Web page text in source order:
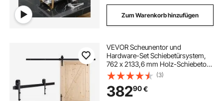
Zum Warenkorb hinzufügen
VEVOR Scheunentor und
Hardware-Set Schiebetürsystem,
762 x 2133,6 mm Holz-Schiebetor,
sanft und leise, Scheunentor-Set
mit 8-in-1-Bodenführung und
Türgriff, Fichtenholz-Platte
(3)
38290€